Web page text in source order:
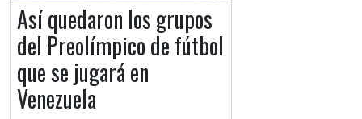
Así quedaron los grupos
del Preolímpico de fútbol
que se jugará en
Venezuela